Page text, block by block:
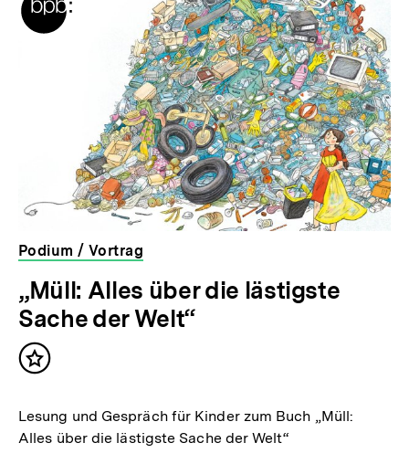
L
Podium / Vortrag
„Müll: Alles über die lästigste
Sache der Welt“
Inhalt
Lesung und Gespräch für Kinder zum Buch „Müll:
Alles über die lästigste Sache der Welt“